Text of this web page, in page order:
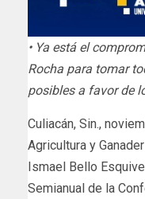
• Ya está el
Rocha para tomar
posibles a favor de
Culiacán, Sin.,
Agricultura y
Ismael Bello
Semianual de la